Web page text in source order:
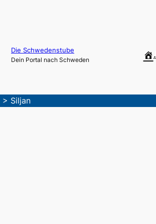
Die Schwedenstube
Dein Portal nach Schweden .
> Siljan